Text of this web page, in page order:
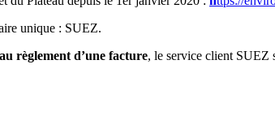
unique : SUEZ.
règlement d’une facture, le service client SUEZ